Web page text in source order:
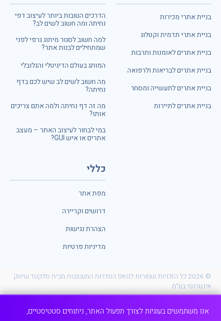
בניית אתרי מכירות
בניית אתרי תדמית וקטלוג
בניית אתרים לאומנות ותרבות
בניית אתרים לבריאות ולרפואה
בניית אתרים לתעשייה ומסחר
בניית אתרים לתיירות
הדרכים הטובות ביותר לעיצוב דפי
נחיתה ומה חשוב לשים לב?
למה חשוב לסגור מיתוג גרפי לפני
שמתחילים לבנות אתר?
המותג בעולם הדיגיטלי והגלובלי
מה חשוב לשים לב שיש לכם בדף
נחיתה?
מה זה דף נחיתה ולמה אתם צריכים
אותו?
במי לבחור לעיצוב האתר – מעצב
אתרים או איש GUI?
כללי
מפת אתר
דרושים וקריירה
הצהרת נגישות
מדיניות פרטיות
© 2026 כל הזכויות שמורות לגואפ הסדרות המעוצבות מבית סלקטד שיווק
אינטרנטי בע"מ
אנו משתמשים בעוגיות לצורך תפעול האתר, ניתוחים סטטיסטיים,